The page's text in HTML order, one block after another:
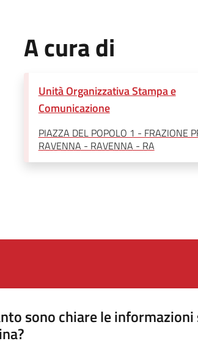
A cura di
Unità Organizzativa Stampa e
Comunicazione
PIAZZA DEL POPOLO 1 - FRAZIONE
RAVENNA - RAVENNA - RA
sono chiare le